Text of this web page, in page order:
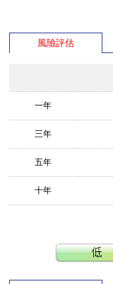
風險評估
一年
三年
五年
十年